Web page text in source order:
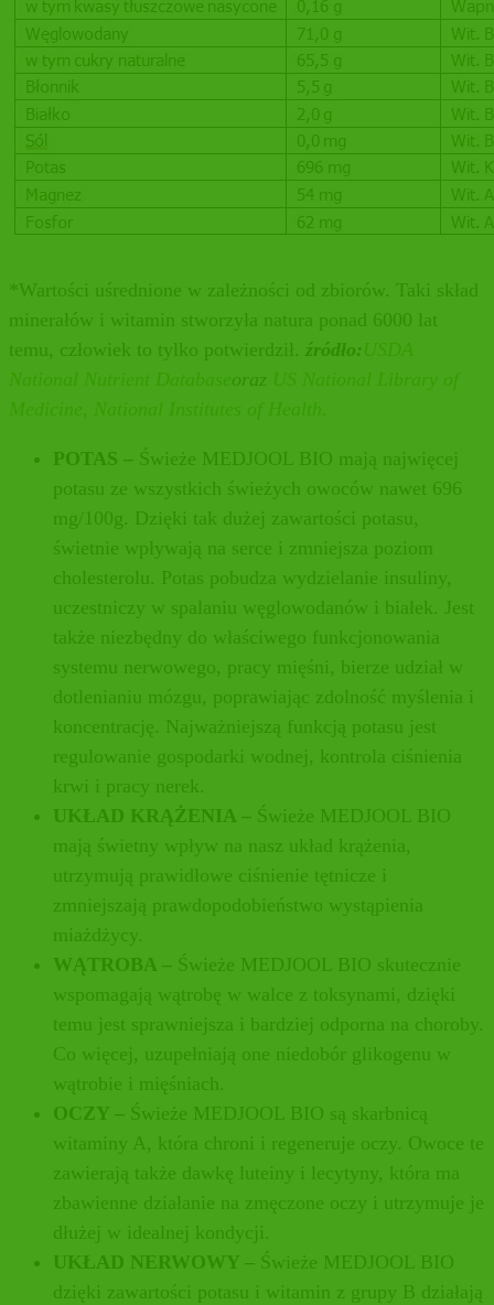
*Wartości uśrednione w zależności od zbiorów. Taki skład
minerałów i witamin stworzyła natura ponad 6000 lat
temu, człowiek to tylko potwierdził. źródło: USDA
National Nutrient Databaseoraz US National Library of
Medicine, National Institutes of Health.
POTAS – Świeże MEDJOOL BIO mają najwięcej
potasu ze wszystkich świeżych owoców nawet 696
mg/100g. Dzięki tak dużej zawartości potasu,
świetnie wpływają na serce i zmniejsza poziom
cholesterolu. Potas pobudza wydzielanie insuliny,
uczestniczy w spalaniu węglowodanów i białek. Jest
także niezbędny do właściwego funkcjonowania
systemu nerwowego, pracy mięśni, bierze udział w
dotlenianiu mózgu, poprawiając zdolność myślenia i
koncentrację. Najważniejszą funkcją potasu jest
regulowanie gospodarki wodnej, kontrola ciśnienia
krwi i pracy nerek.
UKŁAD KRĄŻENIA – Świeże MEDJOOL BIO
mają świetny wpływ na nasz układ krążenia,
utrzymują prawidłowe ciśnienie tętnicze i
zmniejszają prawdopodobieństwo wystąpienia
miażdżycy.
WĄTROBA – Świeże MEDJOOL BIO skutecznie
wspomagają wątrobę w walce z toksynami, dzięki
temu jest sprawniejsza i bardziej odporna na choroby.
Co więcej, uzupełniają one niedobór glikogenu w
wątrobie i mięśniach.
OCZY – Świeże MEDJOOL BIO są skarbnicą
witaminy A, która chroni i regeneruje oczy. Owoce te
zawierają także dawkę luteiny i lecytyny, która ma
zbawienne działanie na zmęczone oczy i utrzymuje je
dłużej w idealnej kondycji.
UKŁAD NERWOWY – Świeże MEDJOOL BIO
dzięki zawartości potasu i witamin z grupy B działają